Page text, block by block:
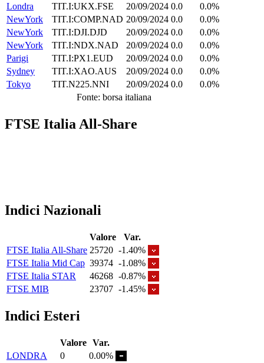
Londra
TIT.I:UKX.FSE 20/09/2024 0.0
0.0%
NewYork
TIT.I:COMP.NAD 20/09/2024 0.0
0.0%
NewYork
TIT.I:DJI.DJD 20/09/2024 0.0
0.0%
NewYork
TIT.I:NDX.NAD 20/09/2024 0.0
0.0%
Parigi
TIT.I:PX1.EUD 20/09/2024 0.0
0.0%
Sydney
TIT.I:XAO.AUS 20/09/2024 0.0
0.0%
Tokyo
TIT.N225.NNI 20/09/2024 0.0
0.0%
Fonte: borsa italiana
FTSE Italia All-Share
Indici Nazionali
Valore
Var.
FTSE Italia All-Share 25720 -1.40%
FTSE Italia Mid Cap 39374 -1.08%
FTSE Italia STAR
46268 -0.87%
FTSE MIB
23707 -1.45%
Indici Esteri
Valore Var.
LONDRA
0
0.00%